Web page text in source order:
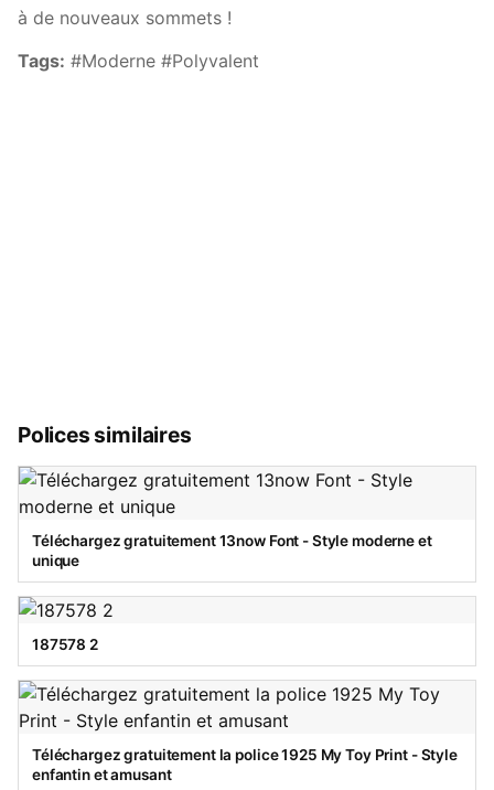
à de nouveaux sommets !
Tags: #Moderne #Polyvalent
Polices similaires
Téléchargez gratuitement 13now Font - Style moderne et
unique
187578 2
Téléchargez gratuitement la police 1925 My Toy Print - Style
enfantin et amusant